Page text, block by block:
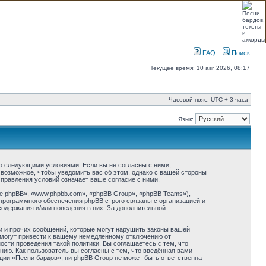
FAQ Поиск
Текущее время: 10 авг 2026, 08:17
Часовой пояс: UTC + 3 часа
Язык:
следующими условиями. Если вы не согласны с ними,
чтобы уведомить вас об этом, однако с вашей стороны
условий означает ваше согласие с ними.
«www.phpbb.com», «phpBB Group», «phpBB Teams»),
обеспечения phpBB строго связаны с организацией и
и/или поведения в них. За дополнительной
прочих сообщений, которые могут нарушить законы вашей
привести к вашему немедленному отключению от
проведения такой политики. Вы соглашаетесь с тем, что
Как пользователь вы согласны с тем, что введённая вами
«Песни бардов», ни phpBB Group не может быть ответственна